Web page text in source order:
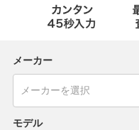
メーカー
モデル